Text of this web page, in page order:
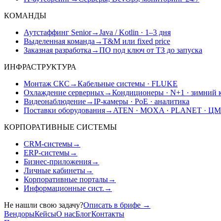
КОМАНДЫ
Аутстаффинг Senior→Java / Kotlin · 1–3 дня
Выделенная команда →T&M или fixed price
Заказная разработка →ПО под ключ от ТЗ до запуска
ИНФРАСТРУКТУРА
Монтаж СКС →Кабельные системы · FLUKE
Охлаждение серверных→Кондиционеры · N+1 · зимний
Видеонаблюдение→IP-камеры · PoE · аналитика
Поставки оборудования→ ATEN · MOXA · PLANET ·
КОРПОРАТИВНЫЕ СИСТЕМЫ
CRM-системы→
ERP-системы→
Бизнес-приложения→
Личные кабинеты→
Корпоративные порталы→
Информационные сист. →
Не нашли свою задачу?Описать в брифе →
ВендорыКейсыО насБлогКонтакты